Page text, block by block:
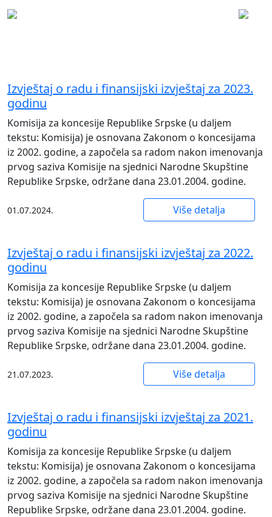
Izvještaj o radu i finansijski izvještaj za 2023.
godinu
Komisija za koncesije Republike Srpske (u daljem
tekstu: Komisija) je osnovana Zakonom o koncesijama
iz 2002. godine, a započela sa radom nakon imenovanja
prvog saziva Komisije na sjednici Narodne Skupštine
Republike Srpske, održane dana 23.01.2004. godine.
01.07.2024. Više detalja
Izvještaj o radu i finansijski izvještaj za 2022.
godinu
Komisija za koncesije Republike Srpske (u daljem
tekstu: Komisija) je osnovana Zakonom o koncesijama
iz 2002. godine, a započela sa radom nakon imenovanja
prvog saziva Komisije na sjednici Narodne Skupštine
Republike Srpske, održane dana 23.01.2004. godine.
21.07.2023. Više detalja
Izvještaj o radu i finansijski izvještaj za 2021.
godinu
Komisija za koncesije Republike Srpske (u daljem
tekstu: Komisija) je osnovana Zakonom o koncesijama
iz 2002. godine, a započela sa radom nakon imenovanja
prvog saziva Komisije na sjednici Narodne Skupštine
Republike Srpske, održane dana 23.01.2004. godine.